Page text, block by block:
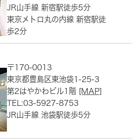
JR山手線 新宿駅徒歩5分
東京メトロ丸の内線 新宿駅徒
歩2分
〒170-0013
東京都豊島区東池袋1-25-3
第2はやかわビル1階 [MAP]
TEL:03-5927-8753
JR山手線 池袋駅徒歩5分